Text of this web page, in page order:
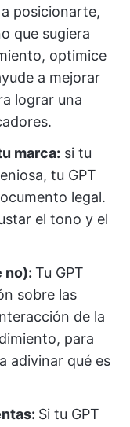
posicionarte,
que sugiera
optimice
a mejorar
lograr una
marca: si tu
tu GPT
legal.
el tono y el
no): Tu GPT
sobre las
de la
para
adivinar qué es
Si tu GPT